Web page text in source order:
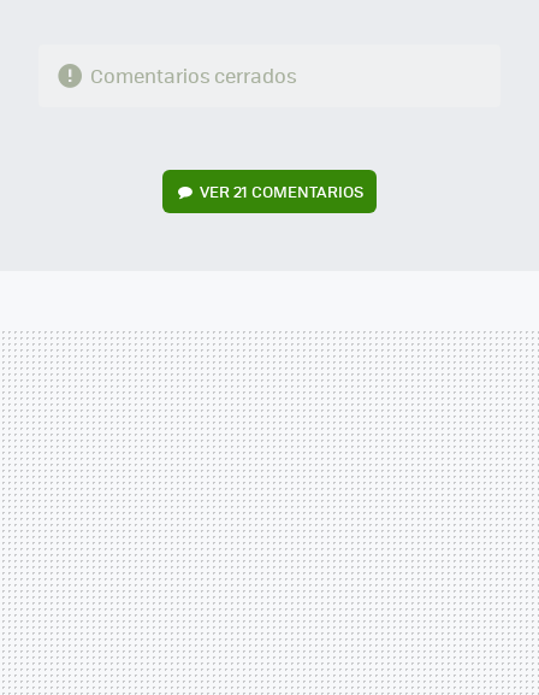
Comentarios cerrados
VER 21 COMENTARIOS